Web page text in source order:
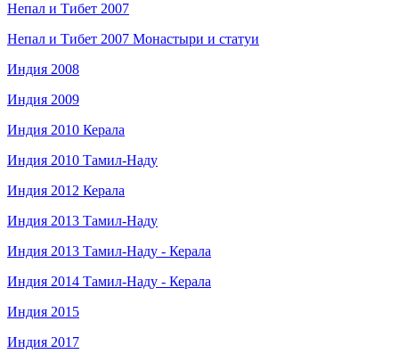
Непал и Тибет 2007
Непал и Тибет 2007 Монастыри и статуи
Индия 2008
Индия 2009
Индия 2010 Керала
Индия 2010 Тамил-Наду
Индия 2012 Керала
Индия 2013 Тамил-Наду
Индия 2013 Тамил-Наду - Керала
Индия 2014 Тамил-Наду - Керала
Индия 2015
Индия 2017